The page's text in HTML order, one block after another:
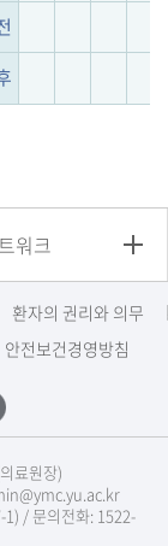
워크
환자의 권리와 의무
안전보건경영방침
료원장)
1) / 문의전화: 1522-